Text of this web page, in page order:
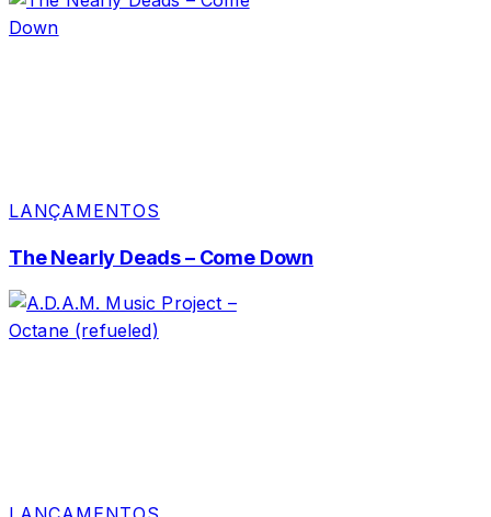
LANÇAMENTOS
The Nearly Deads – Come Down